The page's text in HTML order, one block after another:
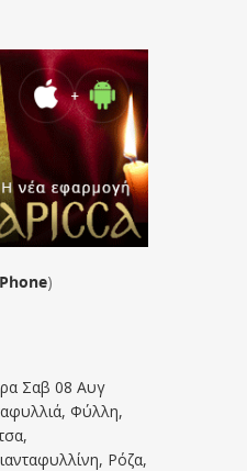
)
Σαβ 08 Αυγ
Φύλλη,
Ρόζα,